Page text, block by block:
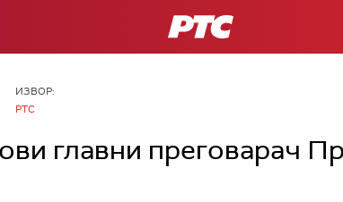
РТС
ИЗВОР:
РТС
главни преговарач